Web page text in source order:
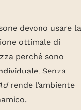
devono usare la
ottimale di
perché sono
. Senza
rende l’ambiente